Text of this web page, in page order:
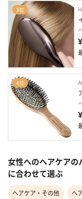
3位
4位
女性へのヘアケア
に合わせて選ぶ
ヘアケア・その他 ヘ